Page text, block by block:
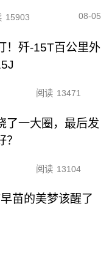
15903 08-05
！歼-15T百公里外
阅读 13471
了一大圈，最后发
阅读 13104
苗的美梦该醒了